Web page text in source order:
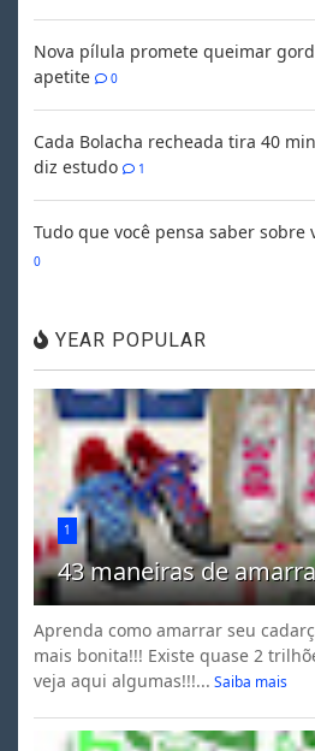
Nova pílula promete queimar
apetite
0
Cada Bolacha recheada tira 40
diz estudo
1
Tudo que você pensa saber sobre
0
YEAR POPULAR
1
43 maneiras de
Aprenda como amarrar seu
mais bonita!!! Existe quase 2
veja aqui algumas!!!... Saiba mais